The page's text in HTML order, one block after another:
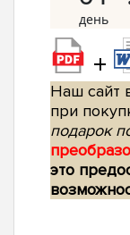
+
Наш сайт
при
подарок
это